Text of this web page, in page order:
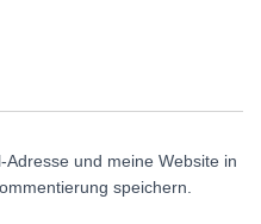
und meine Website in
speichern.